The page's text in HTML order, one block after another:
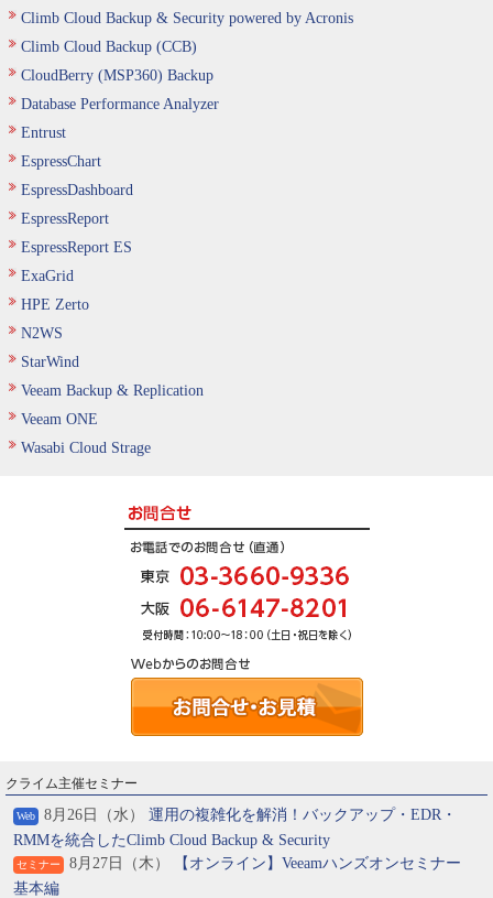
Climb Cloud Backup & Security powered by Acronis
Climb Cloud Backup (CCB)
CloudBerry (MSP360) Backup
Database Performance Analyzer
Entrust
EspressChart
EspressDashboard
EspressReport
EspressReport ES
ExaGrid
HPE Zerto
N2WS
StarWind
Veeam Backup & Replication
Veeam ONE
Wasabi Cloud Strage
クライム主催セミナー
Web 8月26日（水） 運用の複雑化を解消！バックアップ・EDR・
RMMを統合したClimb Cloud Backup & Security
セミナー 8月27日（木）
【オンライン】Veeamハンズオンセミナー
基本編